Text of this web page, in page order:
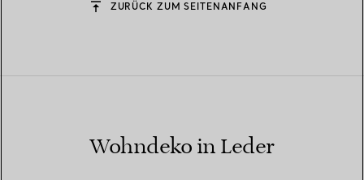
ZURÜCK ZUM SEITENANFANG
Wohndeko in Leder